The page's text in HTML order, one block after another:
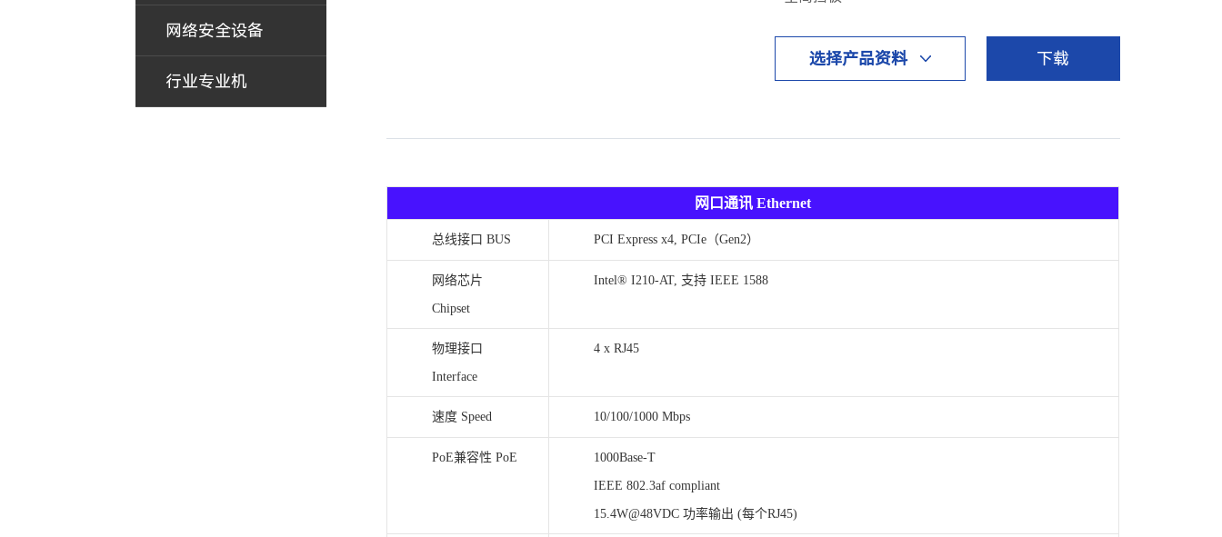
网络安全设备
行业专业机
选择产品资料 下载
网口通讯 Ethernet
总线接口 BUS PCI Express x4, PCIe（Gen2）
网络芯片
Chipset
Intel® I210-AT, 支持 IEEE 1588
物理接口
Interface
4 x RJ45
速度 Speed 10/100/1000 Mbps
PoE兼容性 PoE 1000Base-T
IEEE 802.3af compliant
15.4W@48VDC 功率输出 (每个RJ45)